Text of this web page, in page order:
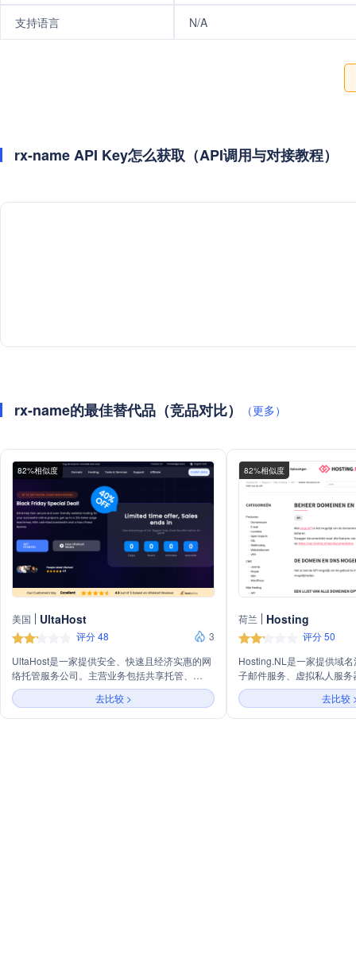
支持语言 N/A
rx-name API Key怎么获取（API调用与对接教程）
rx-name的最佳替代品（竞品对比） （更多）
82%相似度
美国 UltaHost
评分 48
3
UltaHost是一家提供安全、快速且经济实惠的网
络托管服务公司。主营业务包括共享托管、
WordPress托管、VPS托管、虚拟专用服务器
(VDS)、专用服务器、Windows托管、
Macintosh托管和游戏托管等。此外，公司还提
去比较 >
82%相似度
荷兰 Hosting
评分 50
Hosting.NL是一家提供域
子邮件服务、虚拟私人服
络服务的公司。他们以提
理的服务为特色，满足从
求。
去比较